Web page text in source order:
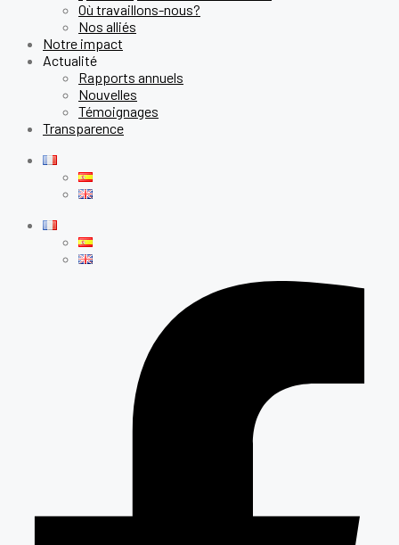
Où travaillons-nous?
Nos alliés
Notre impact
Actualité
Rapports annuels
Nouvelles
Témoignages
Transparence